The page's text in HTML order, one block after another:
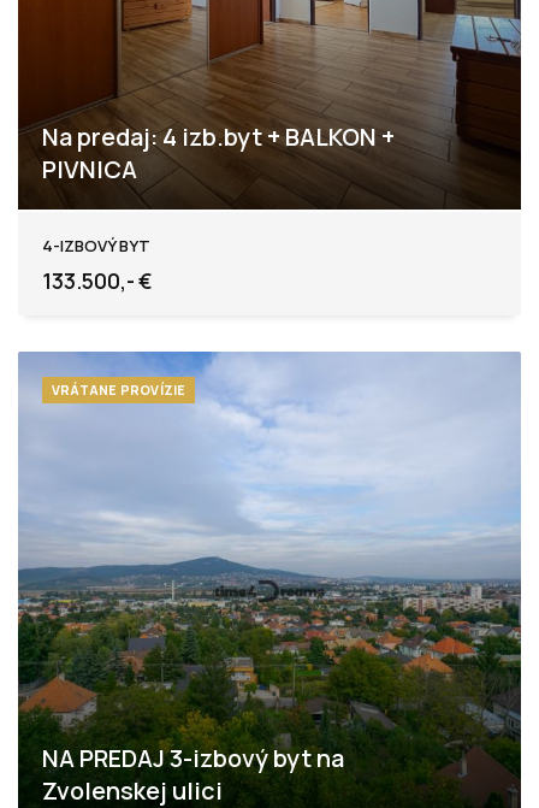
Na predaj: 4 izb.byt + BALKON +
PIVNICA
4-IZBOVÝ BYT
133.500,- €
VRÁTANE PROVÍZIE
NA PREDAJ 3-izbový byt na
Zvolenskej ulici